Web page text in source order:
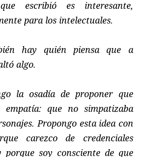
escribió es interesante,
para los intelectuales.
hay quién piensa que a
algo.
la osadía de proponer que
empatía: que no simpatizaba
Propongo esta idea con
carezco de credenciales
soy consciente de que